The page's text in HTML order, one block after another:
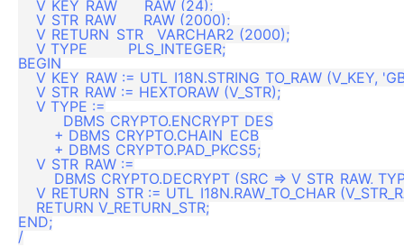
    V_KEY_RAW      RAW (24);
    V_STR_RAW      RAW (2000);
    V_RETURN_STR   VARCHAR2 (2000);
    V_TYPE         PLS_INTEGER;
BEGIN
V_KEY_RAW := UTL_I18N.STRING_TO_RAW (V_KEY,
    V_STR_RAW := HEXTORAW (V_STR);
    V_TYPE :=
          DBMS_CRYPTO.ENCRYPT_DES
        + DBMS_CRYPTO.CHAIN_ECB
        + DBMS_CRYPTO.PAD_PKCS5;
    V_STR_RAW :=
DBMS_CRYPTO.DECRYPT (SRC => V_STR_RAW,
V_RETURN_STR := UTL_I18N.RAW_TO_CHAR
    RETURN V_RETURN_STR;
END;
/